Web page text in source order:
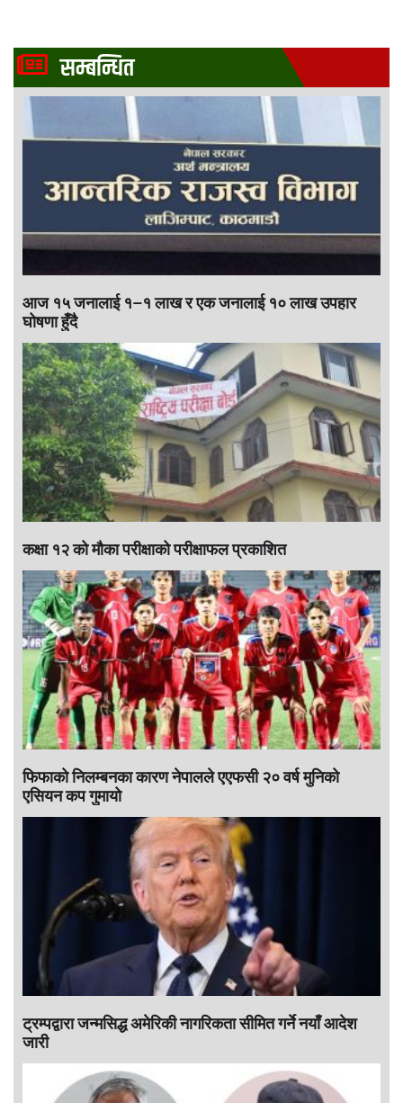
सम्बन्धित
आज १५ जनालाई १–१ लाख र एक जनालाई १० लाख उपहार
घोषणा हुँदै
कक्षा १२ को मौका परीक्षाको परीक्षाफल प्रकाशित
फिफाको निलम्बनका कारण नेपालले एएफसी २० वर्ष मुनिको
एसियन कप गुमायो
ट्रम्पद्वारा जन्मसिद्ध अमेरिकी नागरिकता सीमित गर्ने नयाँ आदेश
जारी